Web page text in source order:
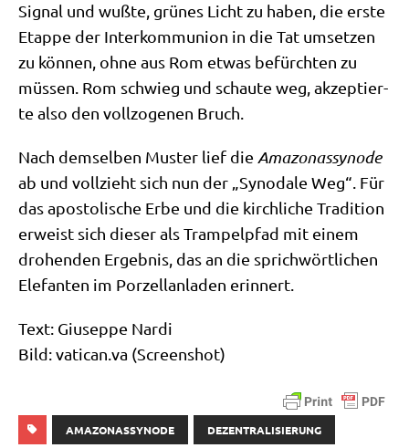
Signal und wuß­te, grü­nes Licht zu haben, die erste
Etap­pe der Inter­kom­mu­ni­on in die Tat umset­zen
zu kön­nen, ohne aus Rom etwas befürch­ten zu
müs­sen. Rom schwieg und schau­te weg, akzep­tier­
te also den voll­zo­ge­nen Bruch.
Nach dem­sel­ben Muster lief die Ama­zo­nas­syn­ode
ab und voll­zieht sich nun der „Syn­oda­le Weg“. Für
das apo­sto­li­sche Erbe und die kirch­li­che Tra­di­ti­on
erweist sich die­ser als Tram­pel­pfad mit einem
dro­hen­den Ergeb­nis, das an die sprich­wört­li­chen
Ele­fan­ten im Por­zel­lan­la­den erinnert.
Text: Giu­sep­pe Nar­di
Bild: vati​can​.va (Screen­shot)
AMAZONASSYNODE DEZENTRALISIERUNG